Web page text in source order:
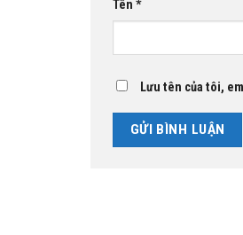
Tên *
Lưu tên của tôi,